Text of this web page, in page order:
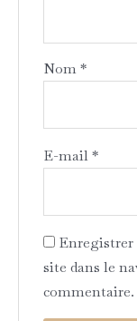
Nom*
E-mail*
site dans le
commentaire.